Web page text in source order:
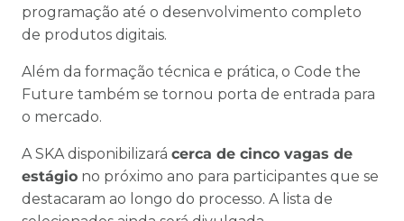
programação até o desenvolvimento completo
de produtos digitais.
Além da formação técnica e prática, o Code the
Future também se tornou porta de entrada para
o mercado.
A SKA disponibilizará cerca de cinco vagas de
estágio no próximo ano para participantes que se
destacaram ao longo do processo. A lista de